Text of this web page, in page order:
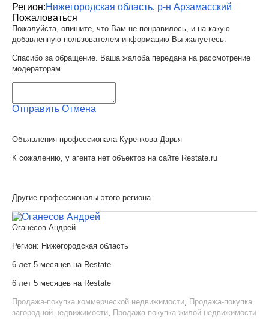
Регион:Нижегородская область, р-н Арзамасский
Пожаловаться
Пожалуйста, опишите, что Вам не понравилось, и на какую
добавленную пользователем информацию Вы жалуетесь.
Спасибо за обращение. Ваша жалоба передана на рассмотрение
модераторам.
Отправить Отмена
Объявления профессионала Куренкова Дарья
К сожалению, у агента нет объектов на сайте Restate.ru
Другие профессионалы этого региона
Оганесов Андрей
Регион: Нижегородская область
6 лет 5 месяцев на Restate
6 лет 5 месяцев на Restate
Продажа-покупка коммерческой недвижимости, Продажа-покупка
загородной недвижимости, Продажа-покупка жилой недвижимости